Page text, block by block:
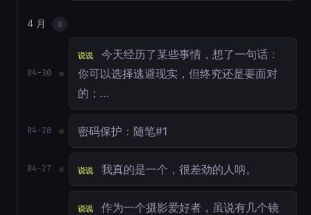
4 月 8
04-30
说说
今天经历了某些事情，想了一句话：
你可以选择逃避现实，但终究还是要面对
的；…
04-28 密码保护：随笔#1
04-27 说说 我真的是一个，很差劲的人呐。
说说
作为一个摄影爱好者，虽说有几个镜